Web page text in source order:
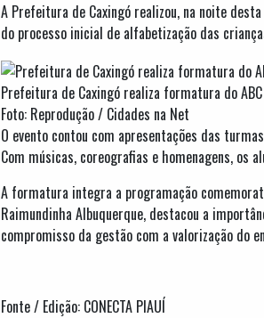
A Prefeitura de Caxingó realizou, na noite
do processo inicial de alfabetização das
Prefeitura de Caxingó realiza formatura do
Foto: Reprodução / Cidades na Net
O evento contou com apresentações das
Com músicas, coreografias e homenagens, os
A formatura integra a programação
Raimundinha Albuquerque, destacou a
compromisso da gestão com a valorização do
Fonte / Edição: CONECTA PIAUÍ